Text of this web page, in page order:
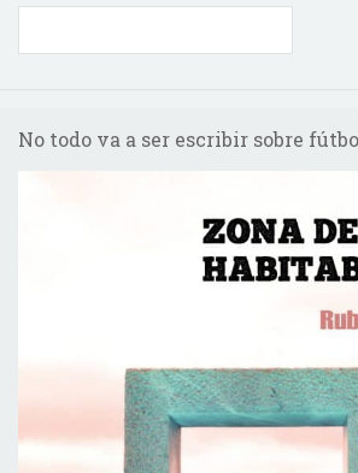
No todo va a ser escribir sobre